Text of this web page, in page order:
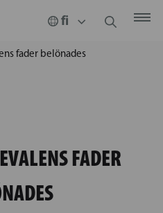
fader belönades
FADER